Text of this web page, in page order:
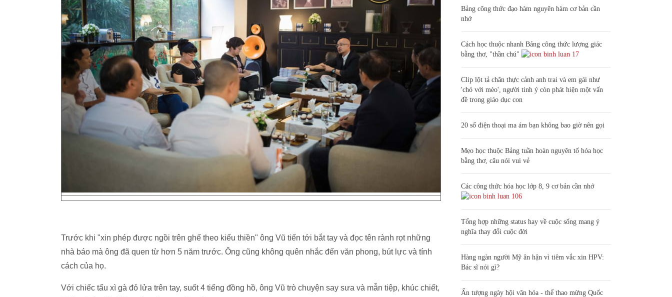
Trước khi "xin phép được ngồi trên ghế theo kiểu thiền" ông Vũ tiến tới bắt tay và đọc tên rành rọt những
nhà báo mà ông đã quen từ hơn 5 năm trước. Ông cũng không quên nhắc đến văn phong, bút lực và tính
cách của họ.
Với chiếc tẩu xì gà đỏ lửa trên tay, suốt 4 tiếng đồng hồ, ông Vũ trò chuyện say sưa và mẫn tiệp, khúc chiết,
Bảng công thức đạo hàm nguyên hàm cơ bản cần
nhớ
Cách học thuộc nhanh Bảng công thức lượng giác
bằng thơ, "thần chú"
17
Clip lột tả chân thực cảnh anh trai và em gái như
'chó với mèo', người tinh ý còn phát hiện một vấn
đề trong giáo dục con
20 số điện thoại ma ám bạn không bao giờ nên gọi
Mẹo học thuộc Bảng tuần hoàn nguyên tố hóa học
bằng thơ, câu nói vui vẻ
Các công thức hóa học lớp 8, 9 cơ bản cần nhớ
106
Tổng hợp những status hay về cuộc sống mang ý
nghĩa thay đổi cuộc đời
Hàng ngàn người Mỹ ân hận vì tiêm vắc xin HPV:
Bác sĩ nói gì?
Ấn tượng ngày hội văn hóa - thể thao mừng Quốc